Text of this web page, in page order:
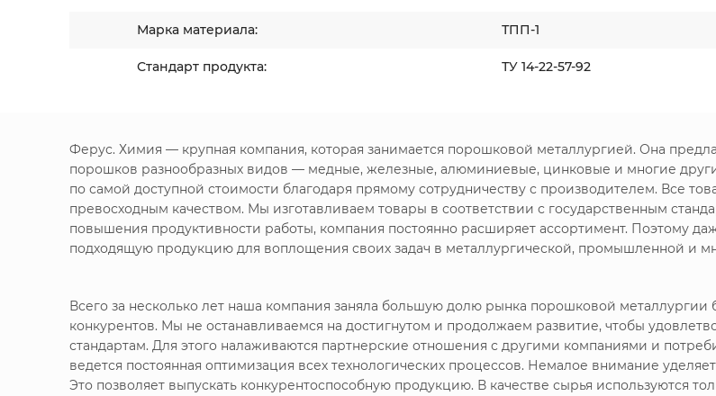
Марка материала: ТПП-1
Стандарт продукта: ТУ 14-22-57-92
Ферус. Химия — крупная компания, которая занимается порошковой металлургией. Она
порошков разнообразных видов — медные, железные, алюминиевые, цинковые и многие
по самой доступной стоимости благодаря прямому сотрудничеству с производителем. Все
превосходным качеством. Мы изготавливаем товары в соответствии с государственным
повышения продуктивности работы, компания постоянно расширяет ассортимент. Поэтому
подходящую продукцию для воплощения своих задач в металлургической, промышленной и
Всего за несколько лет наша компания заняла большую долю рынка порошковой
конкурентов. Мы не останавливаемся на достигнутом и продолжаем развитие, чтобы
стандартам. Для этого налаживаются партнерские отношения с другими компаниями и
ведется постоянная оптимизация всех технологических процессов. Немалое внимание
Это позволяет выпускать конкурентоспособную продукцию. В качестве сырья используются